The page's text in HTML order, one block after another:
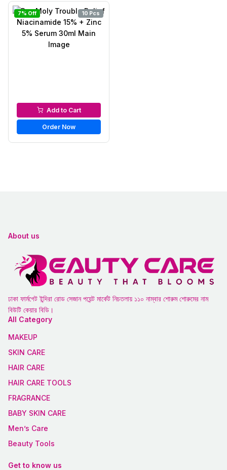
7% Off 10 Pcs
Serums & Essences
Add to Cart
Order Now
About us
ঢাকা ফার্মগেট ইন্দিরা রোড সেজান পয়েন্ট মার্কেট নিচতলায় ১১০ নাম্বার শোরুম শোরুমের নাম
বিউটি কেয়ার বিডি।
All Category
MAKEUP
SKIN CARE
HAIR CARE
HAIR CARE TOOLS
FRAGRANCE
BABY SKIN CARE
Men’s Care
Beauty Tools
Get to know us